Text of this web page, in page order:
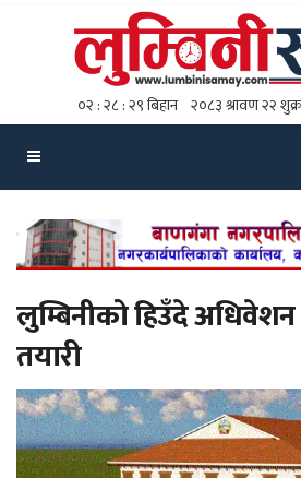
लुम्बिनीको हिउँदे
तयारी